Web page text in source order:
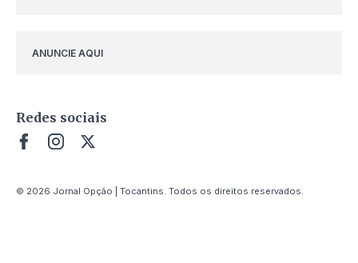
ANUNCIE AQUI
Redes sociais
© 2026 Jornal Opção | Tocantins. Todos os direitos reservados.